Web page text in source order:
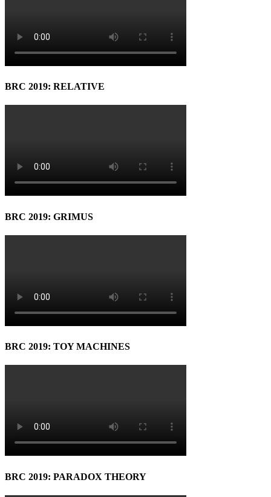
BRC 2019: RELATIVE
BRC 2019: GRIMUS
BRC 2019: TOY MACHINES
BRC 2019: PARADOX THEORY